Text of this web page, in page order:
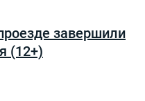
завершили
(12+)